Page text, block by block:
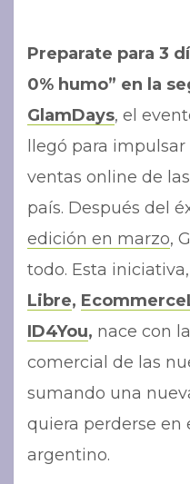
Preparate para 3
0% humo” en la
GlamDays, el
llegó para
ventas online de
país. Después del
edición en marzo,
todo. Esta
Libre,
ID4You, nace con
comercial de las
sumando una
quiera perderse en
argentino.